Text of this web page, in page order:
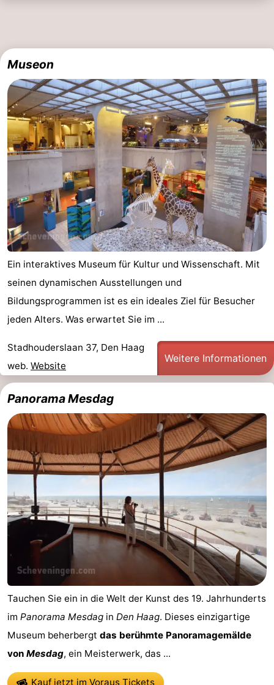
Museon
Ein interaktives Museum für Kultur und Wissenschaft. Mit
seinen dynamischen Ausstellungen und
Bildungsprogrammen ist es ein ideales Ziel für Besucher
jeden Alters. Was erwartet Sie im ...
Stadhouderslaan 37, Den Haag
web. Website
Weitere Informationen
Panorama Mesdag
Tauchen Sie ein in die Welt der Kunst des 19. Jahrhunderts
im Panorama Mesdag in Den Haag. Dieses einzigartige
Museum beherbergt das berühmte Panoramagemälde
von Mesdag, ein Meisterwerk, das ...
Kauf jetzt im Voraus Tickets